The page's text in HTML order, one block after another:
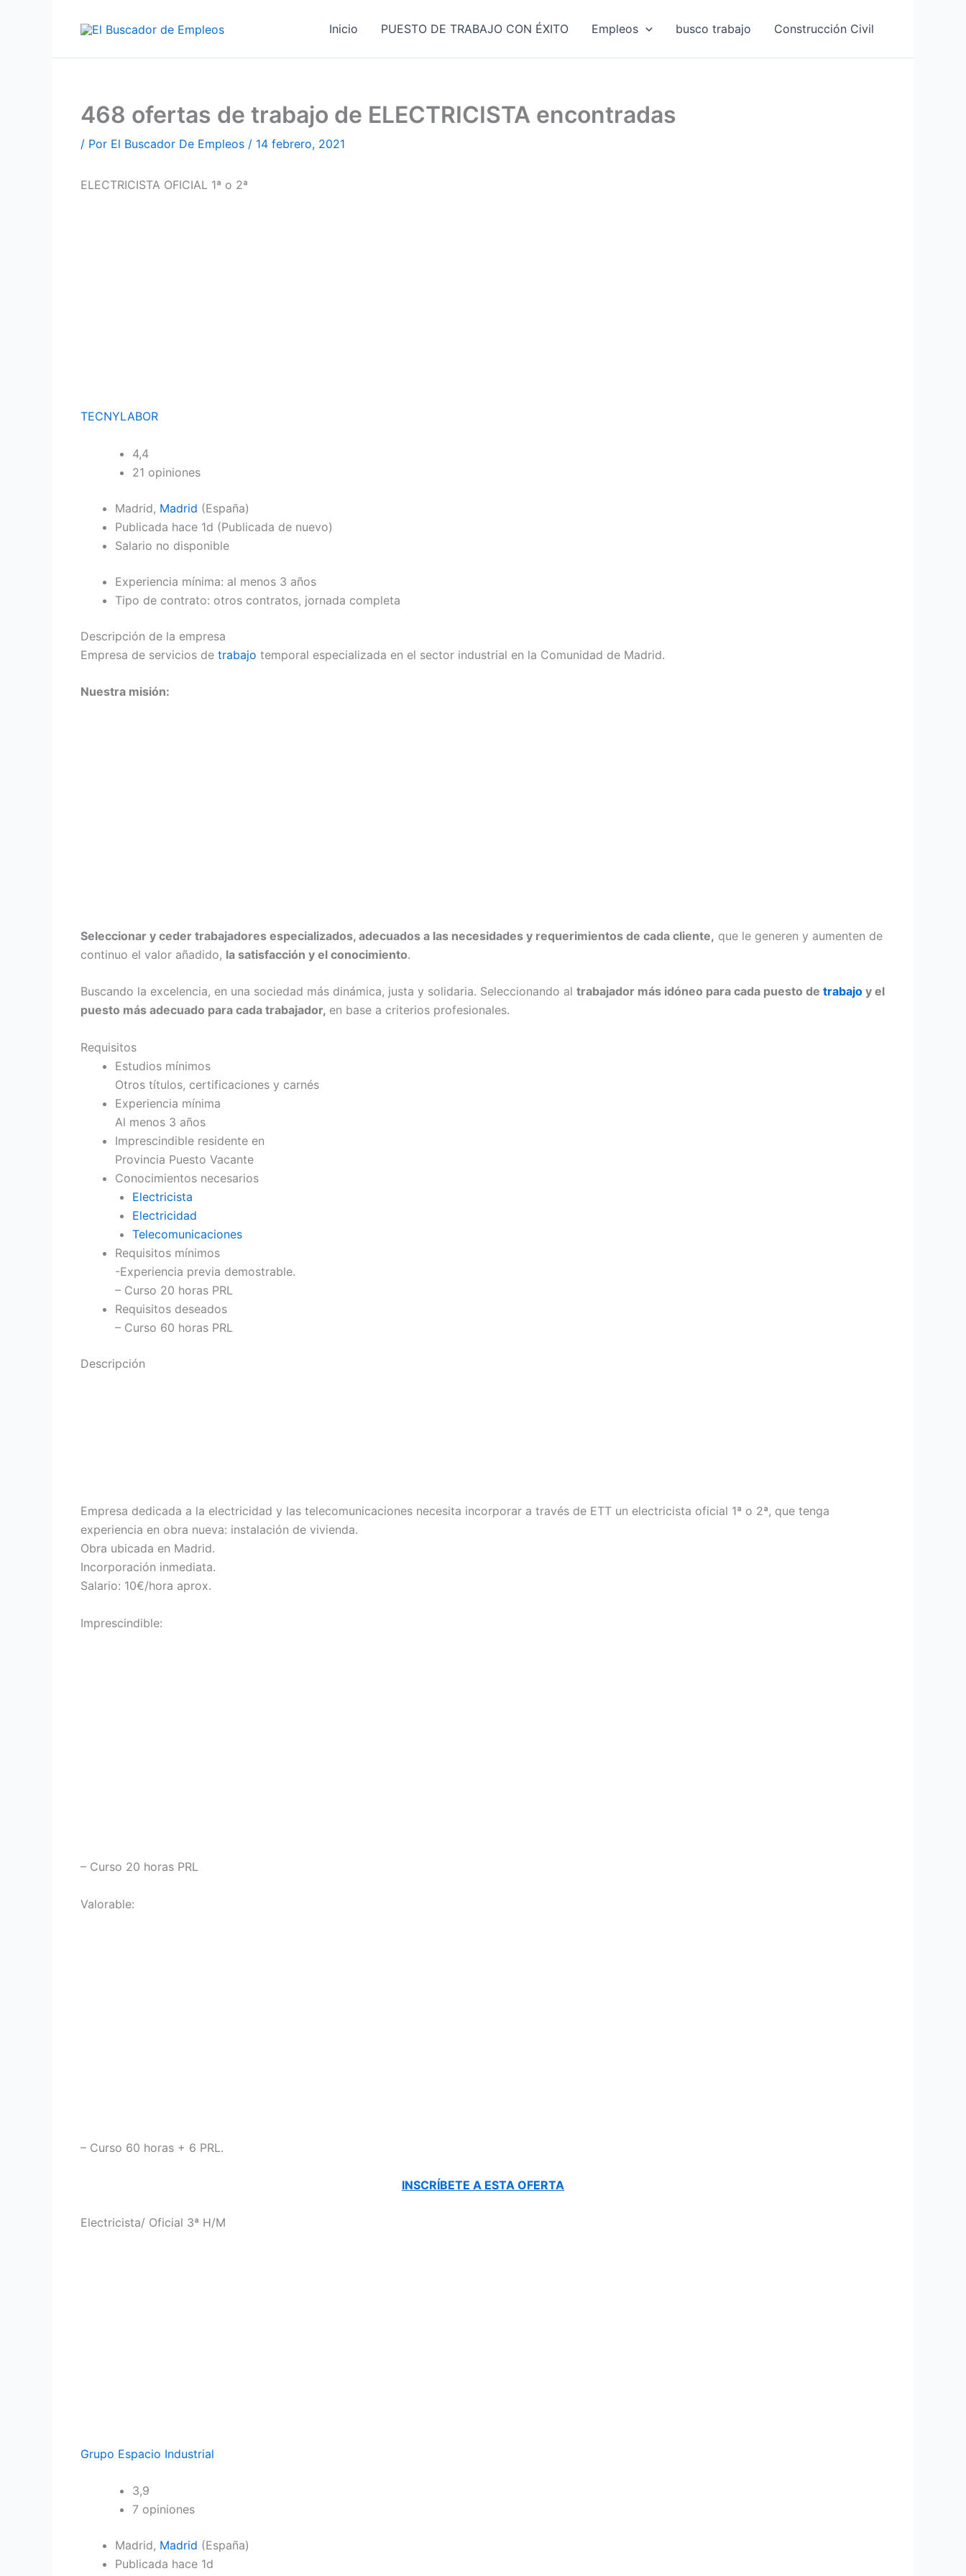
Inicio PUESTO DE TRABAJO CON ÉXITO Empleos busco trabajo Construcción Civil
468 ofertas de trabajo de ELECTRICISTA encontradas
/ Por El Buscador De Empleos / 14 febrero, 2021
ELECTRICISTA OFICIAL 1ª o 2ª
TECNYLABOR
4,4
21 opiniones
Madrid, Madrid (España)
Publicada hace 1d (Publicada de nuevo)
Salario no disponible
Experiencia mínima: al menos 3 años
Tipo de contrato: otros contratos, jornada completa
Descripción de la empresa
Empresa de servicios de trabajo temporal especializada en el sector industrial en la Comunidad de Madrid.
Nuestra misión:
Seleccionar y ceder trabajadores especializados, adecuados a las necesidades y requerimientos de cada cliente, que le generen y aumenten de
continuo el valor añadido, la satisfacción y el conocimiento.
Buscando la excelencia, en una sociedad más dinámica, justa y solidaria. Seleccionando al trabajador más idóneo para cada puesto de trabajo y el
puesto más adecuado para cada trabajador, en base a criterios profesionales.
Requisitos
Estudios mínimos
Otros títulos, certificaciones y carnés
Experiencia mínima
Al menos 3 años
Imprescindible residente en
Provincia Puesto Vacante
Conocimientos necesarios
Electricista
Electricidad
Telecomunicaciones
Requisitos mínimos
-Experiencia previa demostrable.
– Curso 20 horas PRL
Requisitos deseados
– Curso 60 horas PRL
Descripción
Empresa dedicada a la electricidad y las telecomunicaciones necesita incorporar a través de ETT un electricista oficial 1ª o 2ª, que tenga
experiencia en obra nueva: instalación de vivienda.
Obra ubicada en Madrid.
Incorporación inmediata.
Salario: 10€/hora aprox.
Imprescindible:
– Curso 20 horas PRL
Valorable:
– Curso 60 horas + 6 PRL.
INSCRÍBETE A ESTA OFERTA
Electricista/ Oficial 3ª H/M
Grupo Espacio Industrial
3,9
7 opiniones
Madrid, Madrid (España)
Publicada hace 1d